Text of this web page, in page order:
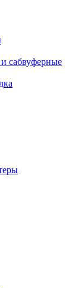
сабвуферные